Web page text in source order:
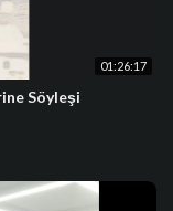
01:26:17
Söyleşi